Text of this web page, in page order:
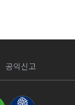
공익신고